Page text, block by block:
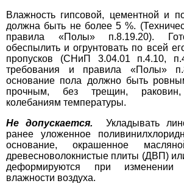
Влажность гипсовой, цементной и
должна быть не более 5 %.
правила «Полы» п.8.19.20).
обеспылить и огрунтовать по всей
пропусков (СНиП 3.04.01 п.4.10,
требования и правила «Полы»
основание пола должно быть
прочным, без трещин,
колебаниям температуры.
Не допускается. Укладывать
ранее уложенное
основание, окрашенное
древесноволокнистые плиты (ДВП)
деформируются при изменении
влажности воздуха.